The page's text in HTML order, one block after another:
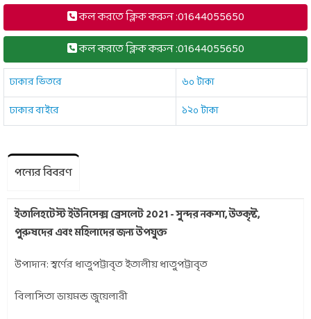
কল করতে ক্লিক করুন :01644055650
কল করতে ক্লিক করুন :01644055650
ঢাকার ভিতরে
৬০ টাকা
ঢাকার বাইরে
১২০ টাকা
পন্যের বিবরণ
ইতালিহটেস্ট ইউনিসেক্স ব্রেসলেট 2021 - সুন্দর নকশা, উত্কৃষ্ট,
পুরুষদের এবং মহিলাদের জন্য উপযুক্ত
উপাদান: স্বর্ণের ধাতুপট্টাবৃত ইতালীয় ধাতুপট্টাবৃত
বিলাসিতা ডায়মন্ড জুয়েলারী